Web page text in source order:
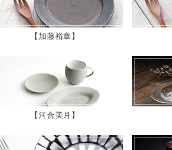
加藤裕章
河合美月